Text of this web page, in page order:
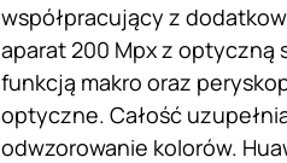
współpracujący z
aparat 200 Mpx z optyczną
funkcją makro oraz
optyczne. Całość
odwzorowanie kolorów.